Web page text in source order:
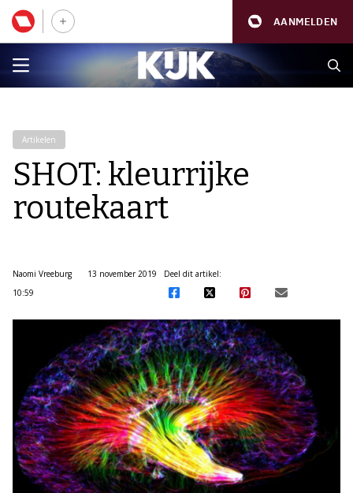
AANMELDEN
Artikelen
SHOT: kleurrijke
routekaart
Naomi Vreeburg
13 november 2019
10:59
Deel dit artikel: